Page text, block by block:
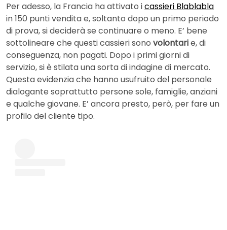
Per adesso, la Francia ha attivato icassieri Blablabla
in 150 punti vendita e, soltanto dopo un primo periodo
di prova, si deciderà se continuare o meno. E’ bene
sottolineare che questi cassieri sono volontarie, di
conseguenza, non pagati. Dopo i primi giorni di
servizio, si è stilata una sorta di indagine di mercato.
Questa evidenzia che hanno usufruito del personale
dialogante soprattutto persone sole, famiglie, anziani
e qualche giovane. E’ ancora presto, però, per fare un
profilo del cliente tipo.